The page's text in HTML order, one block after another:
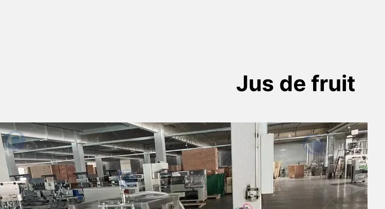
Jus de fruit
Facteurs influençant le prix
de la machine d'emballage
liquide automatique